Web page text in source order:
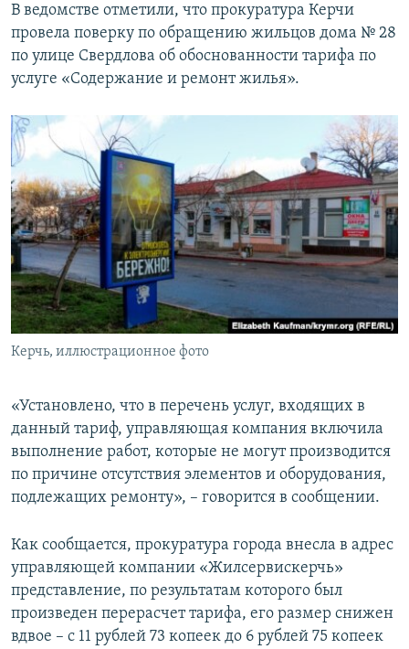
КРЫМ.НЕПОКОРЕННЫЙ
ELIFBE
Все сайты RFE/RL
В ведомстве отметили, что прокуратура Керчи
провела поверку по обращению жильцов дома № 28
по улице Свердлова об обоснованности тарифа по
услуге «Содержание и ремонт жилья».
Керчь, иллюстрационное фото
«Установлено, что в перечень услуг, входящих в
данный тариф, управляющая компания включила
выполнение работ, которые не могут производится
по причине отсутствия элементов и оборудования,
подлежащих ремонту», – говорится в сообщении.
Как сообщается, прокуратура города внесла в адрес
управляющей компании «Жилсервискерчь»
представление, по результатам которого был
произведен перерасчет тарифа, его размер снижен
вдвое – с 11 рублей 73 копеек до 6 рублей 75 копеек